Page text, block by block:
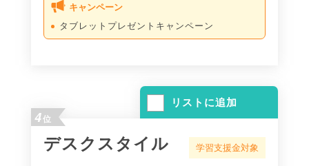
キャンペーン
タブレットプレゼントキャンペーン
リストに追加
4位
デスクスタイル 学習支援金対象